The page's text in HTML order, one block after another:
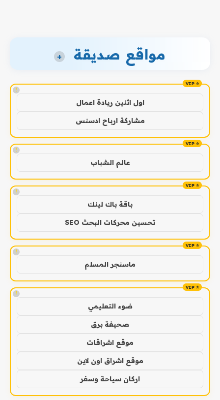
مواقع صديقة +
!
اول اثنين ريادة اعمال
مشاركة ارباح ادسنس
!
عالم الشباب
!
باقة باك لينك
تحسين محركات البحث SEO
!
ماسنجر المسلم
!
ضوء التعليمي
صحيفة برق
موقع اشراقات
موقع اشراق اون لاين
اركان سياحة وسفر